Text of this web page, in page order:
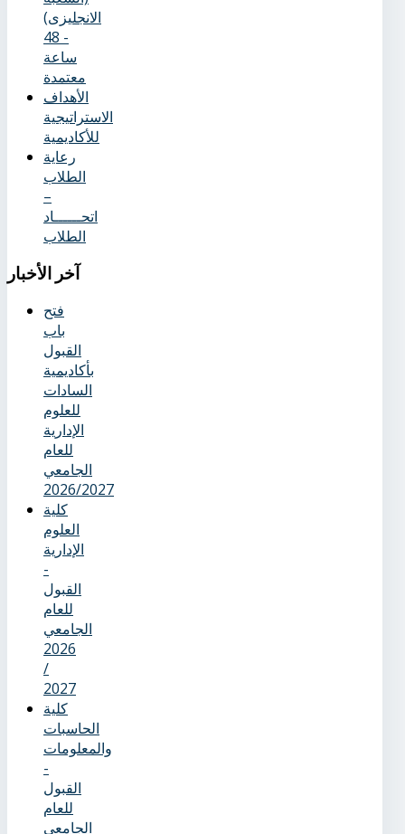
الانجليزى)
- 48
ساعة
معتمدة
الأهداف
الاستراتيجية
للأكاديمية
رعاية
الطلاب
–
اتحــــــاد
الطلاب
آخر
الأخبار
فتح
باب
القبول
بأكاديمية
السادات
للعلوم
الإدارية
للعام
الجامعي
2026/2027
كلية
العلوم
الإدارية
-
القبول
للعام
الجامعي
2026
/
2027
كلية
الحاسبات
والمعلومات
-
القبول
للعام
الجامعي